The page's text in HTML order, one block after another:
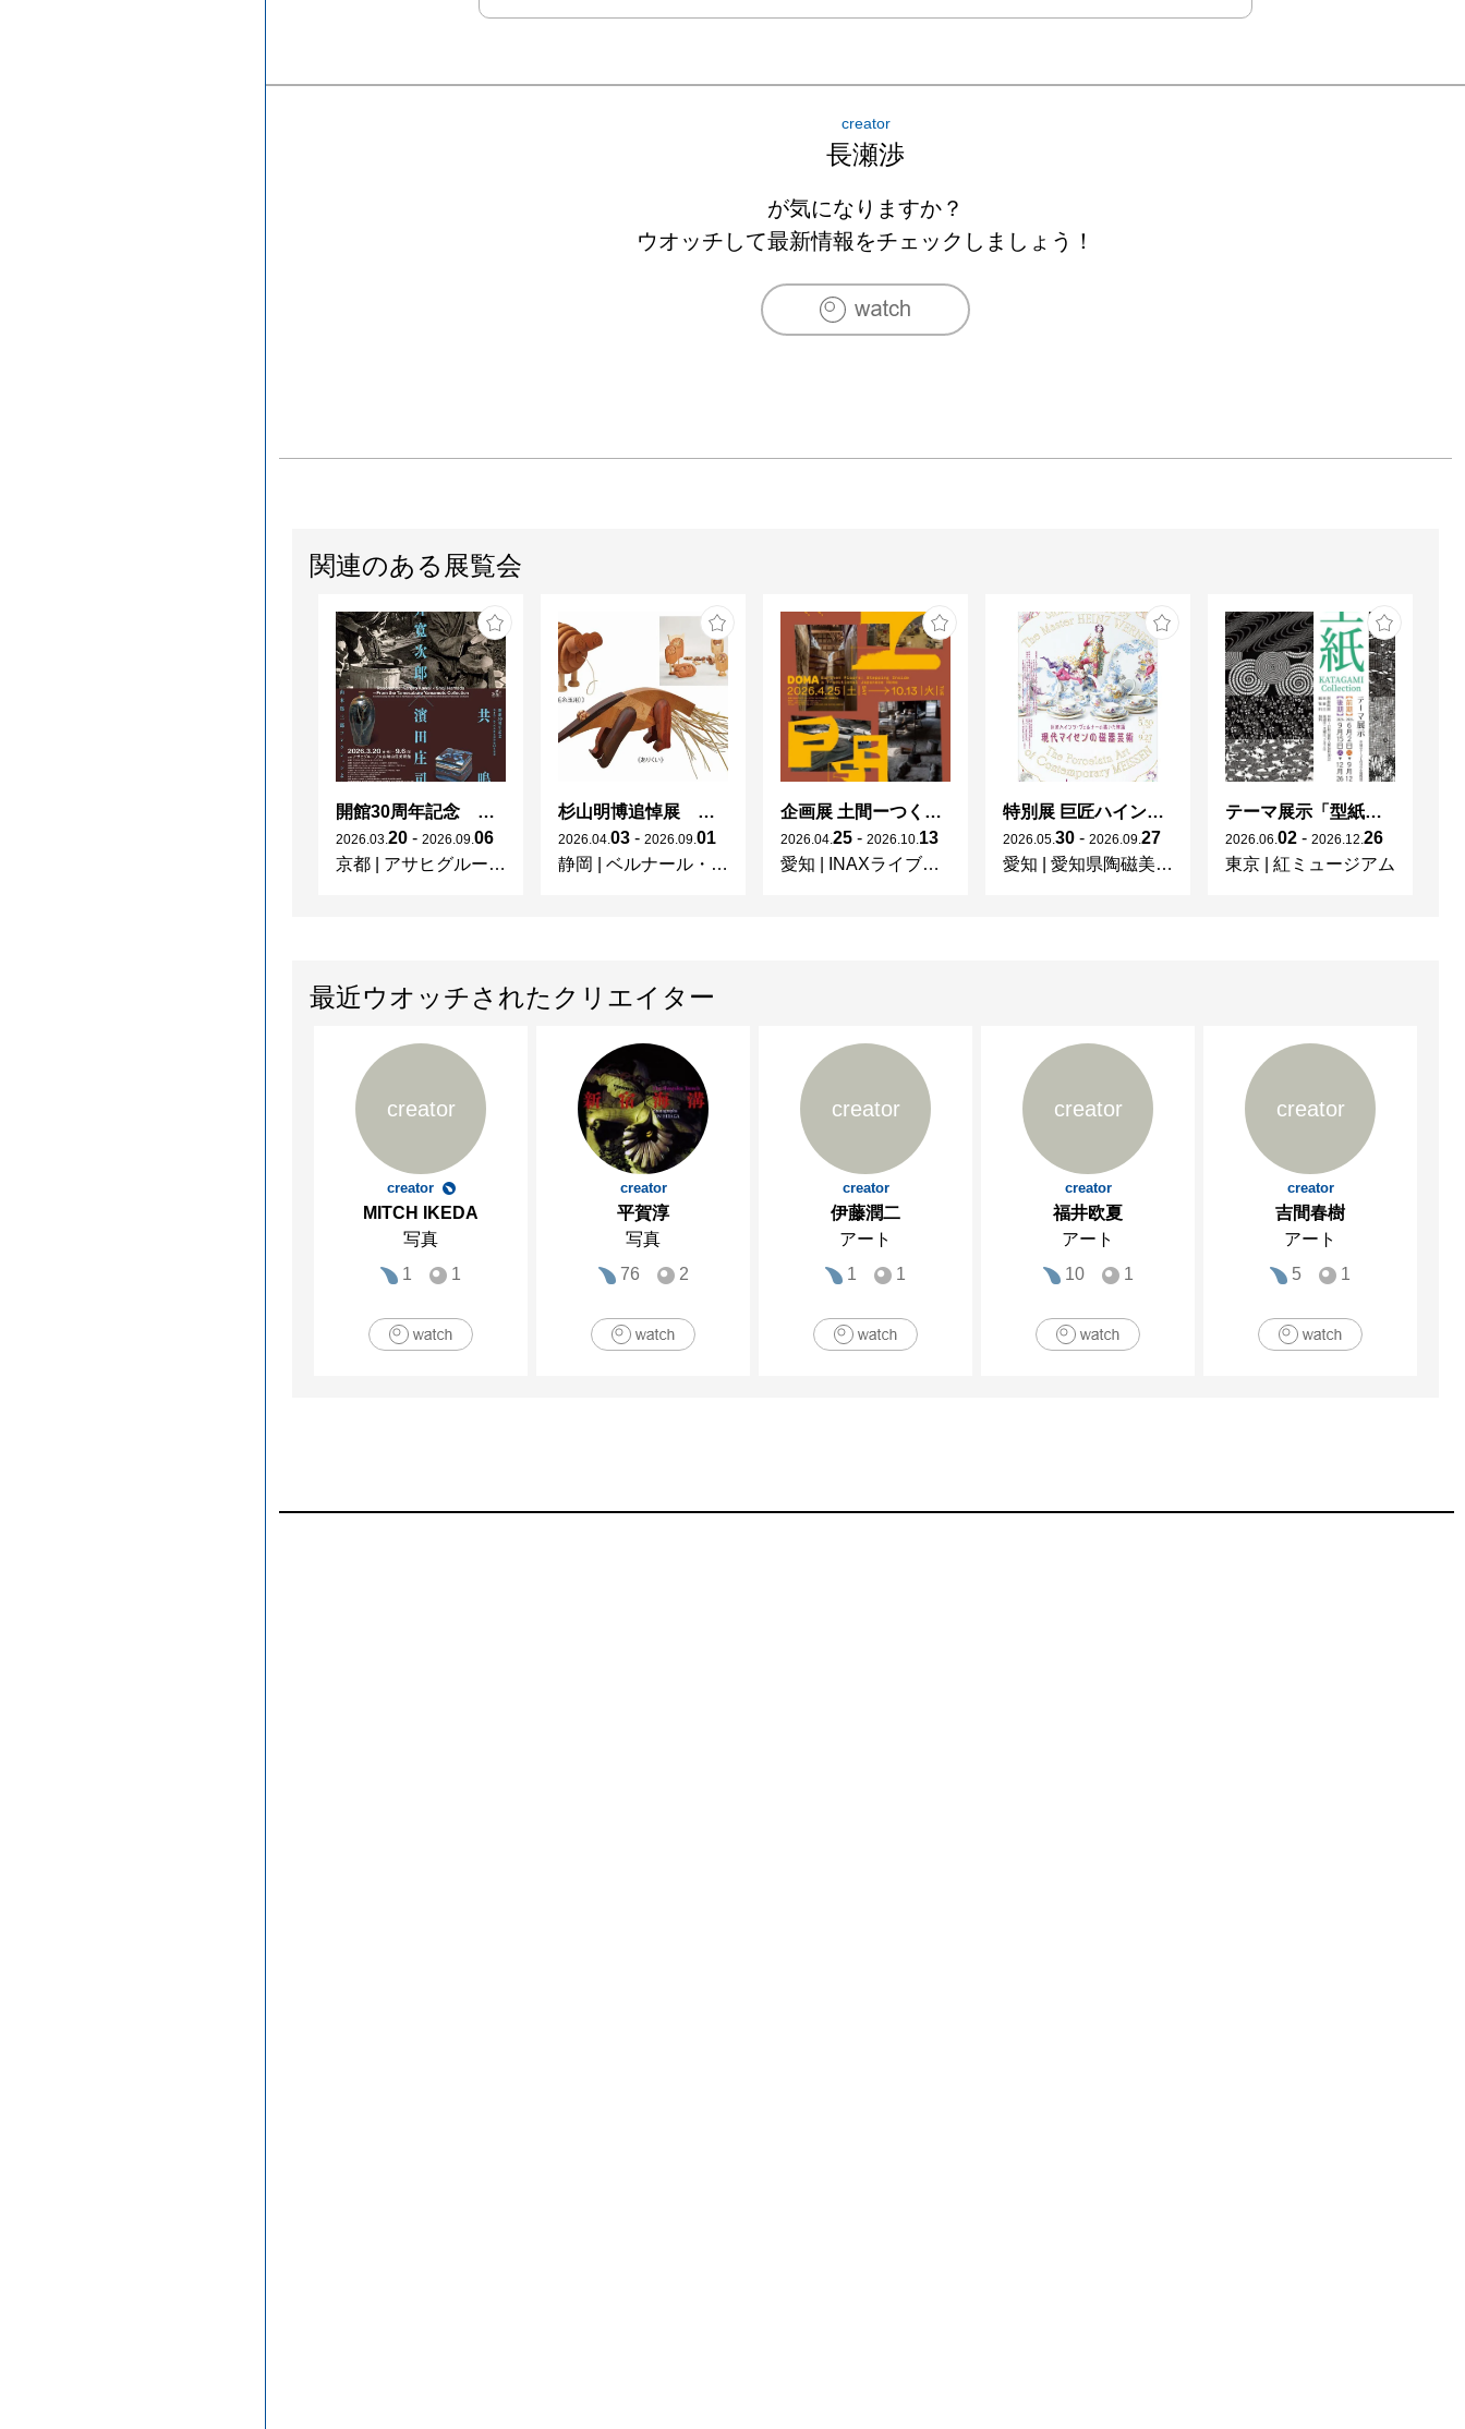
creator
長瀬渉
が気になりますか？
ウオッチして最新情報をチェックしましょう！
関連のある展覧会
開館30周年記念 山本爲三郎・河井寬次郎没後60年記念 「共鳴 河井寬次郎 × 濱田庄司 ー山本爲三郎コレクションより」
2026 03 20 - 2026 09 06
京都
アサヒグループ大山崎山荘美術館
杉山明博追悼展 木とわたし―木工の妙技と美術教育
2026 04 03 - 2026 09 01
静岡
ベルナール・ビュフェ美術館
企画展 土間ーつくって、つかって、再発見ー
2026 04 25 - 2026 10 13
愛知
INAXライブミュージアム
特別展 巨匠ハインツ・ヴェルナーの描いた物語（メルヘン） ー現代マイセンの磁器芸術ー
2026 05 30 - 2026 09 27
愛知
愛知県陶磁美術館
テーマ展示「型紙 KATAGAMI Collection」
2026 06 02 - 2026 12 26
東京
紅ミュージアム
最近ウオッチされたクリエイター
creator
creator
MITCH IKEDA
写真
1
1
creator
平賀淳
写真
76
2
creator
creator
伊藤潤二
アート
1
1
creator
creator
福井欧夏
アート
10
1
creator
creator
吉間春樹
アート
5
1